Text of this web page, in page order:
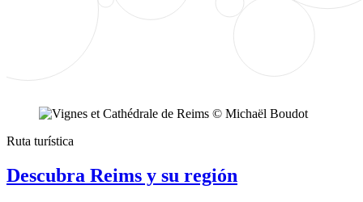
Ruta turística
Descubra Reims y su región